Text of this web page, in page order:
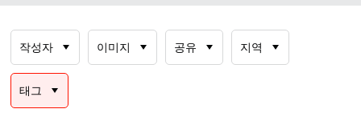
작성자 이미지 공유 지역
태그